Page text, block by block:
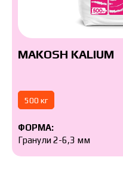
MAKOSH KALIUM
500 кг
ФОРМА:
Гранули 2-6,3 мм